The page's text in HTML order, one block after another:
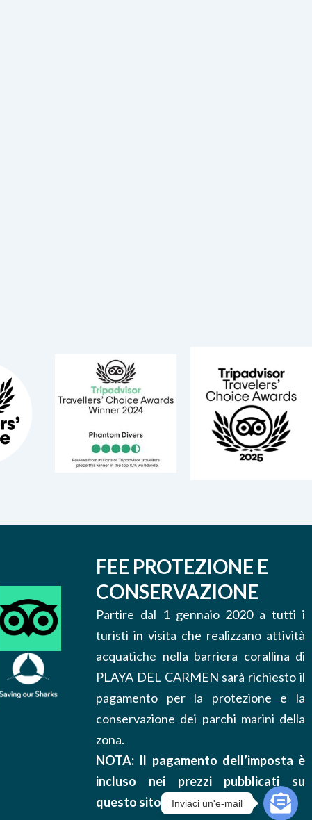
Inviaci un'e-mail
FEE PROTEZIONE E
CONSERVAZIONE
Partire dal 1 gennaio 2020 a tutti i
turisti in visita che realizzano attività
acquatiche nella barriera corallina di
PLAYA DEL CARMEN sarà richiesto il
pagamento per la protezione e la
conservazione dei parchi marini della
zona.
NOTA: Il pagamento dell’imposta è
incluso nei prezzi pubblicati su
questo sito.